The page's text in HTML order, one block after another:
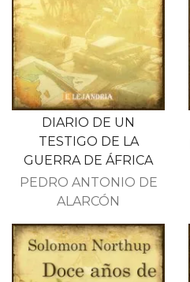
DIARIO DE UN
TESTIGO DE LA
GUERRA DE ÁFRICA
PEDRO ANTONIO DE
ALARCÓN